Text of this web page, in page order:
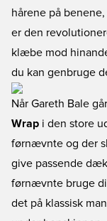
hårene på
er den
klæbe mod
du kan genbruge
Når Gareth Bale
Wrap i den store
førnævnte og der
give passende
førnævnte bruge
det på klassisk